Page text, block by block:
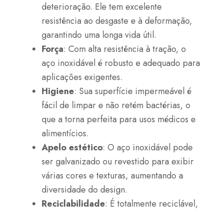
deterioração. Ele tem excelente
resistência ao desgaste e à deformação,
garantindo uma longa vida útil.
Força: Com alta resistência à tração, o
aço inoxidável é robusto e adequado para
aplicações exigentes.
Higiene: Sua superfície impermeável é
fácil de limpar e não retém bactérias, o
que a torna perfeita para usos médicos e
alimentícios.
Apelo estético: O aço inoxidável pode
ser galvanizado ou revestido para exibir
várias cores e texturas, aumentando a
diversidade do design.
Reciclabilidade: É totalmente reciclável,